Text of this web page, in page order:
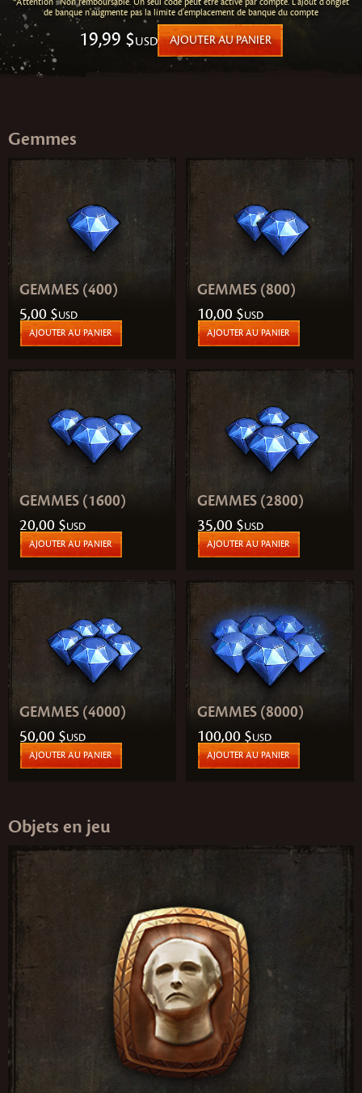
*Attention : Non remboursable. Un seul code peut être activé par compte. L'ajout d'onglet
de banque n'augmente pas la limite d'emplacement de banque du compte
19,99 $USD AJOUTER AU PANIER
Gemmes
GEMMES (400)
5,00 $USD
AJOUTER AU PANIER
GEMMES (800)
10,00 $USD
AJOUTER AU PANIER
GEMMES (1600)
20,00 $USD
AJOUTER AU PANIER
GEMMES (2800)
35,00 $USD
AJOUTER AU PANIER
GEMMES (4000)
50,00 $USD
AJOUTER AU PANIER
GEMMES (8000)
100,00 $USD
AJOUTER AU PANIER
Objets en jeu